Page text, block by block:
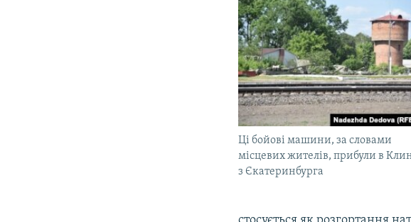
Ці бойові машини, за словами
місцевих жителів, прибули в
з Єкатеринбурга